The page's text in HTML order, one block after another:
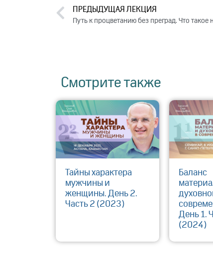
ПРЕДЫДУЩАЯ ЛЕКЦИЯ
Путь к процветанию без преград. Что
Смотрите также
Тайны характера
мужчины и
женщины. День 2.
Часть 2 (2023)
Баланс
День 1.
(2024)